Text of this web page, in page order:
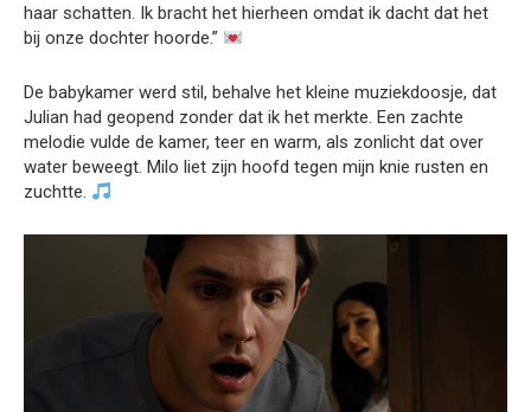
haar schatten. Ik bracht het hierheen omdat ik dacht dat het
bij onze dochter hoorde.”
De babykamer werd stil, behalve het kleine muziekdoosje, dat
Julian had geopend zonder dat ik het merkte. Een zachte
melodie vulde de kamer, teer en warm, als zonlicht dat over
water beweegt. Milo liet zijn hoofd tegen mijn knie rusten en
zuchtte.